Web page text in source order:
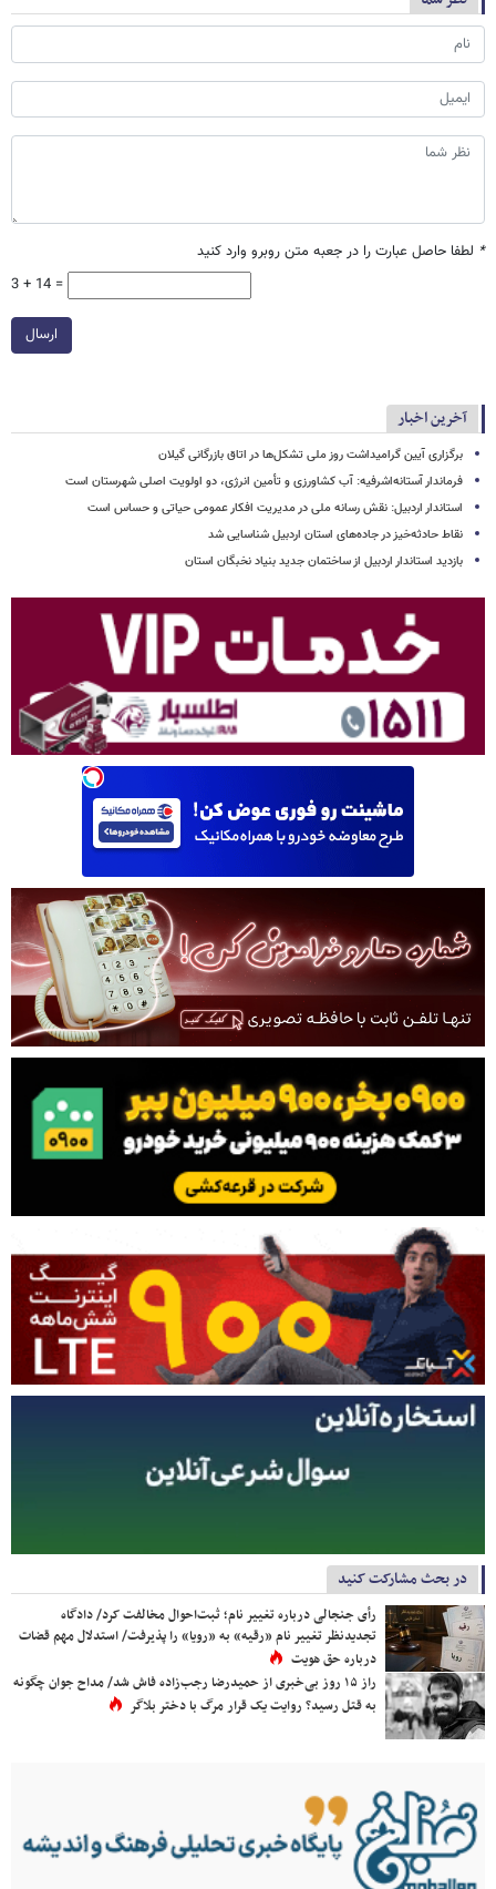
* لطفا حاصل عبارت را در جعبه متن روبرو وارد کنید
3 + 14 =
ارسال
آخرین اخبار
برگزاری آیین گرامیداشت روز ملی تشکل‌ها در اتاق بازرگانی گیلان
فرماندار آستانه‌اشرفیه: آب کشاورزی و تأمین انرژی، دو اولویت اصلی شهرستان است
استاندار اردبیل: نقش رسانه ملی در مدیریت افکار عمومی حیاتی و حساس است
نقاط حادثه‌خیز در جاده‌های استان اردبیل شناسایی شد
بازدید استاندار اردبیل از ساختمان جدید بنیاد نخبگان استان
در بحث مشارکت کنید
رأی جنجالی درباره تغییر نام؛ ثبت‌احوال مخالفت کرد/ دادگاه
تجدیدنظر تغییر نام «رقیه» به «رویا» را پذیرفت/ استدلال مهم قضات
درباره حق هویت
راز ۱۵ روز بی‌خبری از حمیدرضا رجب‌زاده فاش شد/ مداح جوان چگونه
به قتل رسید؟ روایت یک قرار مرگ با دختر بلاگر